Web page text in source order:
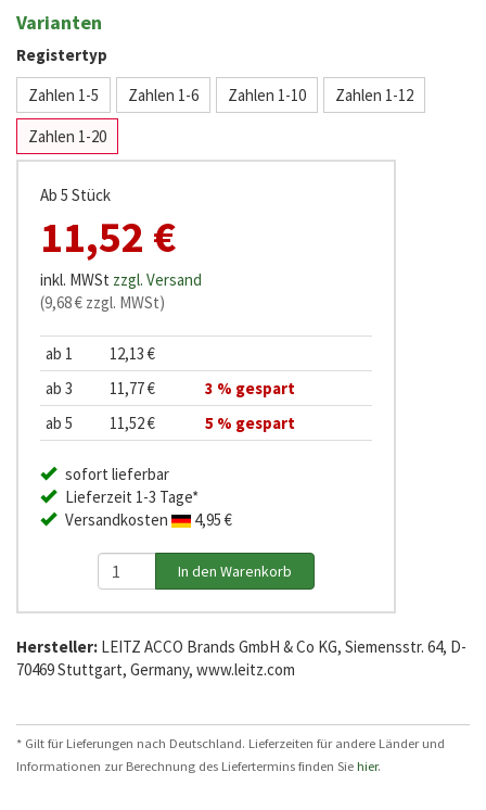
Varianten
Registertyp
Zahlen 1-5
Zahlen 1-6 Zahlen 1-10
Zahlen 1-12
Zahlen 1-20
Ab 5 Stück
11,52 €
inkl. MWSt zzgl. Versand
(9,68 € zzgl. MWSt)
ab 1
12,13 €
ab 3
11,77 €
3 % gespart
ab 5
11,52 € 5 % gespart
sofort lieferbar
Lieferzeit 1-3 Tage*
Versandkosten
4,95 €
Hersteller: LEITZ ACCO Brands GmbH & Co KG, Siemensstr. 64, D-
70469 Stuttgart, Germany, www.leitz.com
* Gilt für Lieferungen nach Deutschland. Lieferzeiten für andere Länder und
Informationen zur Berechnung des Liefertermins finden Siehier.